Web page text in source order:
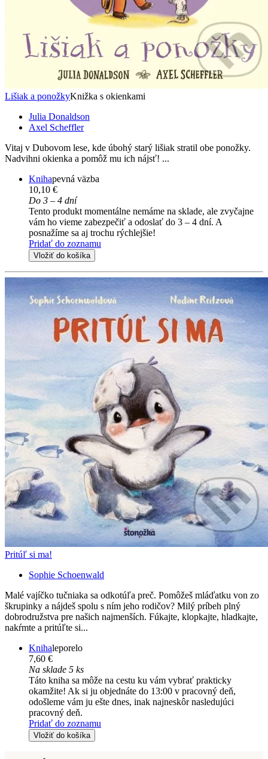
Lišiak a ponožkyKnižka s okienkami
Julia Donaldson
Axel Scheffler
Vitaj v Dubovom lese, kde úbohý starý lišiak stratil obe ponožky.
Nadvihni okienka a pomôž mu ich nájsť! ...
Knihapevná väzba
10,10 €
Do 3 – 4 dní
Tento produkt momentálne nemáme na sklade, ale zvyčajne
vám ho vieme zabezpečiť a odoslať do 3 – 4 dní. A
posnažíme sa aj trochu rýchlejšie!
Pridať do zoznamu
Vložiť do košíka
Pritúľ si ma!
Sophie Schoenwald
Malé vajíčko tučniaka sa odkotúľa preč. Pomôžeš mláďatku von zo
škrupinky a nájdeš spolu s ním jeho rodičov? Milý príbeh plný
dobrodružstva pre našich najmenších. Fúkajte, klopkajte, hladkajte,
nakŕmte a pritúľte si...
Knihaleporelo
7,60 €
Na sklade 5 ks
Táto kniha sa môže na cestu ku vám vybrať prakticky
okamžite! Ak si ju objednáte do 13:00 v pracovný deň,
odošleme vám ju ešte dnes, inak najneskôr nasledujúci
pracovný deň.
Pridať do zoznamu
Vložiť do košíka